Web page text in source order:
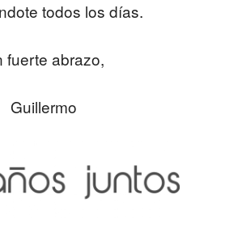
todos los días.
fuerte abrazo,
Guillermo